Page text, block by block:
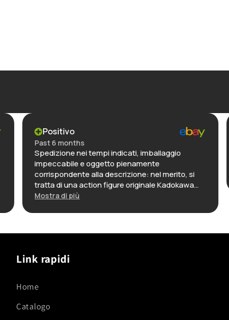
Positivo
Past 6 months
Spedizione nei tempi indicati, imballaggio
impeccabile e oggetto pienamente
corrispondente alla descrizione: nel merito, si
tratta di una action figure originale Kadokawa
(linea KdColle) nella sua confezione
prezzo decisamente molto elevato.
Mostra di più
Link rapidi
Home
Catalogo